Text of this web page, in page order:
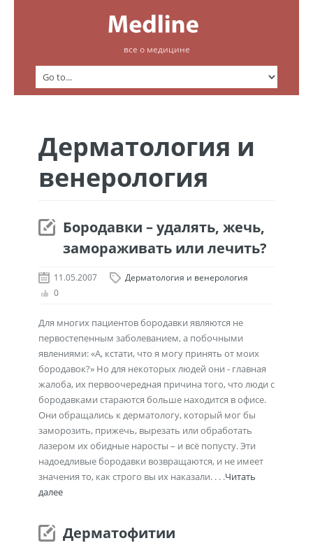
все о медицине
Дерматология и
венерология
Бородавки – удалять, жечь,
замораживать или лечить?
11.05.2007
Дерматология и венерология
0
Для многих пациентов бородавки являются не
первостепенным заболеванием, а побочными
явлениями: «А, кстати, что я могу принять от моих
бородавок?» Но для некоторых людей они - главная
жалоба, их первоочередная причина того, что люди с
бородавками стараются больше находится в офисе.
Они обращались к дерматологу, который мог бы
заморозить, прижечь, вырезать или обработать
лазером их обидные наросты – и всё попусту. Эти
надоедливые бородавки возвращаются, и не имеет
значения то, как строго вы их наказали. . . .Читать
далее
Дерматофитии